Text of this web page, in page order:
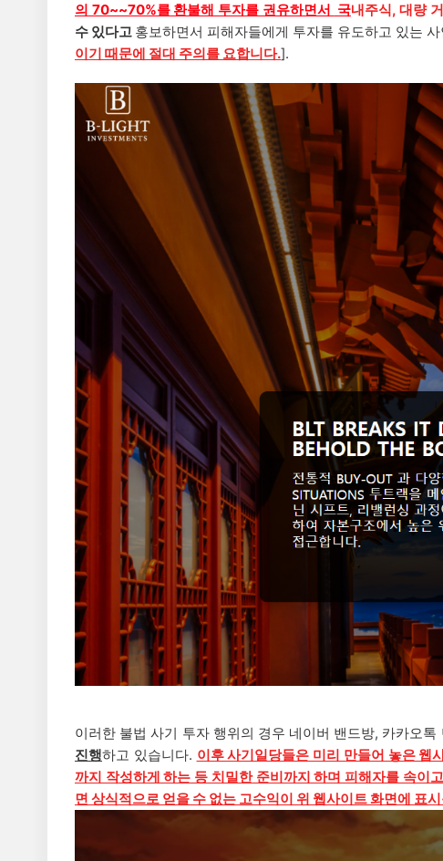
의 70~~70%를 환불해 투자를 권유하면서 국내주식, 대량
수 있다고 홍보하면서 피해자들에게 투자를 유도하고 있는
이기 때문에 절대 주의를 요합니다.].
이러한 불법 사기 투자 행위의 경우 네이버 밴드방, 카카오톡
진행하고 있습니다. 이후 사기일당들은 미리 만들어 놓은 웹
까지 작성하게 하는 등 치밀한 준비까지 하며 피해자를 속이
면 상식적으로 얻을 수 없는 고수익이 위 웹사이트 화면에 표